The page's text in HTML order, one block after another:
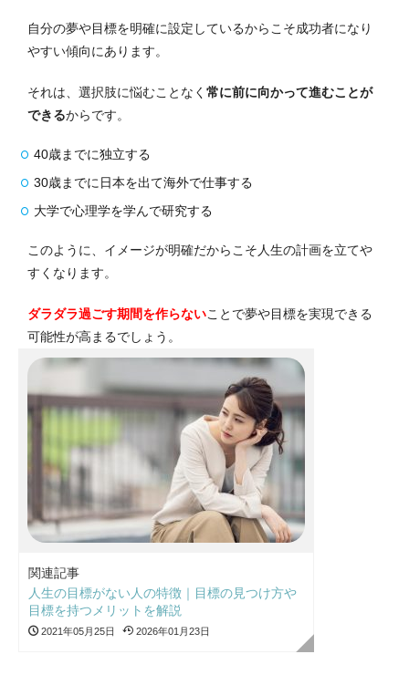
自分の夢や目標を明確に設定しているからこそ成功者になり
やすい傾向にあります。
それは、選択肢に悩むことなく 常に前に向かって進むことが
できるからです。
40歳までに独立する
30歳までに日本を出て海外で仕事する
大学で心理学を学んで研究する
このように、イメージが明確だからこそ人生の計画を立てや
すくなります。
ダラダラ過ごす期間を作らないことで夢や目標を実現できる
可能性が高まるでしょう。
関連記事
人生の目標がない人の特徴｜目標の見つけ方や
目標を持つメリットを解説
2021年05月25日 2026年01月23日